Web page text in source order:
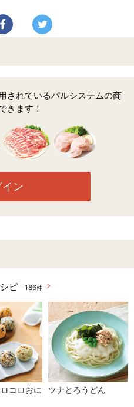
る Facebookでシェアする
されているパルシステムの商
きます！
イン
ピ 186件
コロおに
ツナとろうどん